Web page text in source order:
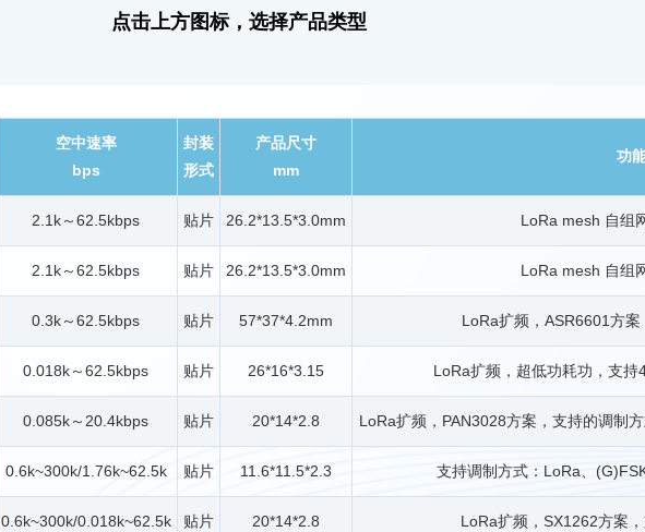
点击上方图标，选择产品类型
空中速率
bps
封装
形式
产品尺寸
mm
功
2.1k～62.5kbps 贴片 26.2*13.5*3.0mm LoRa mesh 自组
2.1k～62.5kbps 贴片 26.2*13.5*3.0mm LoRa mesh 自组
0.3k～62.5kbps 贴片 57*37*4.2mm LoRa扩频，ASR6601方
0.018k～62.5kbps 贴片 26*16*3.15 LoRa扩频，超低功耗功，支
0.085k～20.4kbps 贴片 20*14*2.8 LoRa扩频，PAN3028方案，支持的调制
0.6k~300k/1.76k~62.5k 贴片 11.6*11.5*2.3 支持调制方式：LoRa、
0.6k~300k/0.018k~62.5k 贴片 20*14*2.8 LoRa扩频，SX1262方案